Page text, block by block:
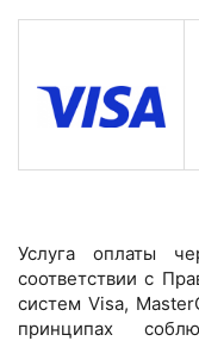
Услуга оплаты
соответствии с
систем Visa,
принципах